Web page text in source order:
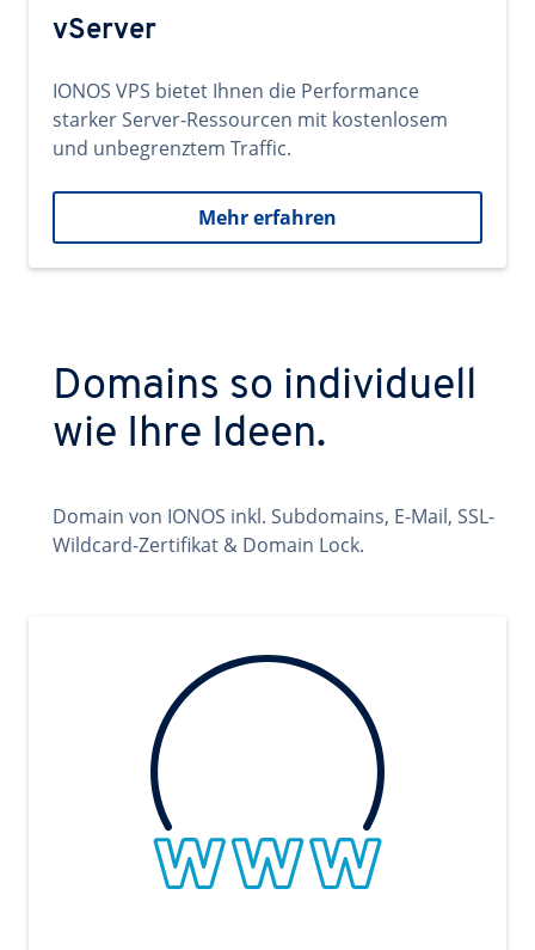
vServer
IONOS VPS bietet Ihnen die Performance
starker Server-Ressourcen mit kostenlosem
und unbegrenztem Traffic.
Mehr erfahren
Domains so individuell
wie Ihre Ideen.
Domain von IONOS inkl. Subdomains, E-Mail, SSL-
Wildcard-Zertifikat & Domain Lock.